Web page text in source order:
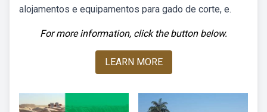
alojamentos e equipamentos para gado de corte, e.
For more information, click the button below.
LEARN MORE